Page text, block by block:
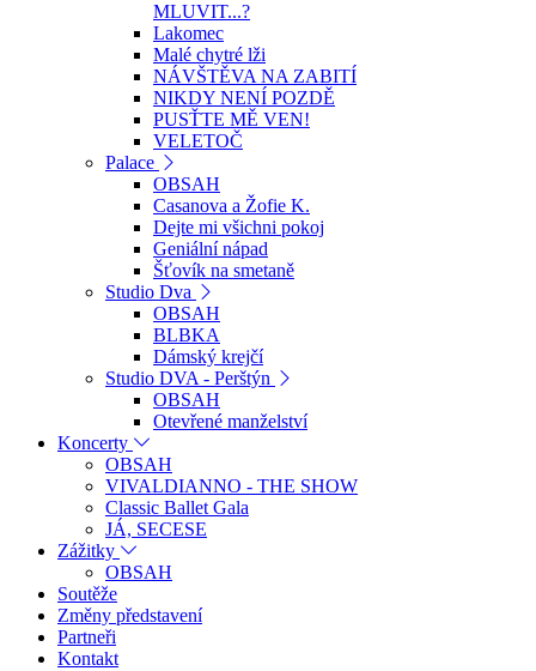
MLUVIT...?
Lakomec
Malé chytré lži
NÁVŠTĚVA NA ZABITÍ
NIKDY NENÍ POZDĚ
PUSŤTE MĚ VEN!
VELETOČ
Palace
OBSAH
Casanova a Žofie K.
Dejte mi všichni pokoj
Geniální nápad
Šťovík na smetaně
Studio Dva
OBSAH
BLBKA
Dámský krejčí
Studio DVA - Perštýn
OBSAH
Otevřené manželství
Koncerty
OBSAH
VIVALDIANNO - THE SHOW
Classic Ballet Gala
JÁ, SECESE
Zážitky
OBSAH
Soutěže
Změny představení
Partneři
Kontakt